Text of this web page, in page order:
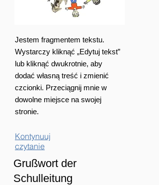
Jestem fragmentem tekstu.
Wystarczy kliknąć „Edytuj tekst”
lub kliknąć dwukrotnie, aby
dodać własną treść i zmienić
czcionki. Przeciągnij mnie w
dowolne miejsce na swojej
stronie.
Kontynuuj
czytanie
Grußwort der
Schulleitung